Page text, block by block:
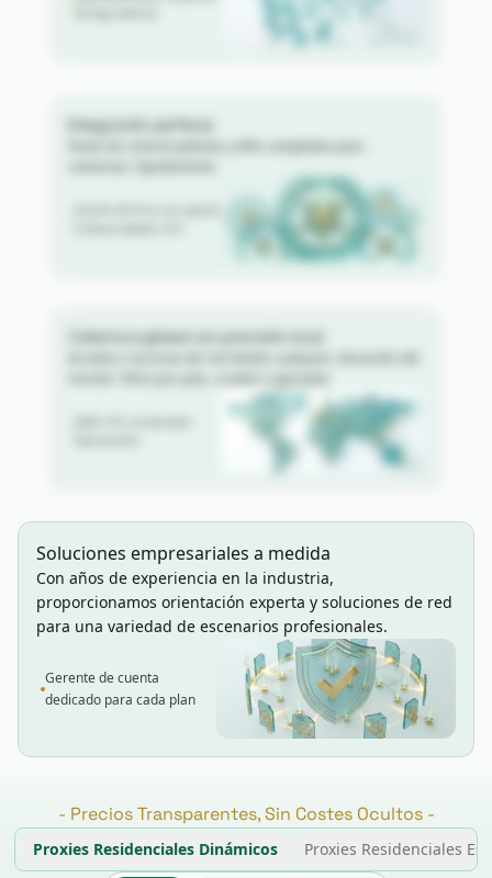
Integración perfecta
Cobertura global con precisión local
Soluciones empresariales a medida
Con años de experiencia en la industria,
proporcionamos orientación experta y soluciones de red
para una variedad de escenarios profesionales.
Gerente de cuenta
dedicado para cada plan
- Precios Transparentes, Sin Costes Ocultos-
Proxies Residenciales Dinámicos Proxies Residenciales